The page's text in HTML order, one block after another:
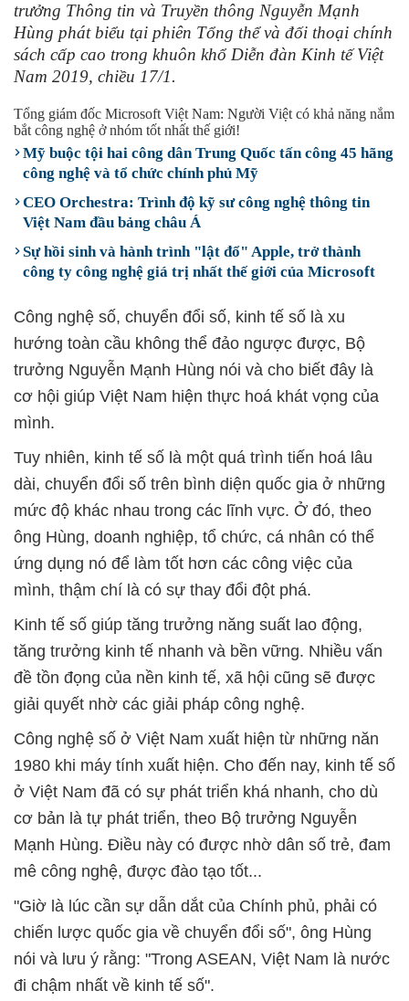
trưởng Thông tin và Truyền thông Nguyễn Mạnh
Hùng phát biểu tại phiên Tổng thể và đối thoại chính
sách cấp cao trong khuôn khổ Diễn đàn Kinh tế Việt
Nam 2019, chiều 17/1.
Tổng giám đốc Microsoft Việt Nam: Người Việt có khả năng nắm
bắt công nghệ ở nhóm tốt nhất thế giới!
Mỹ buộc tội hai công dân Trung Quốc tấn công 45 hãng
công nghệ và tổ chức chính phủ Mỹ
CEO Orchestra: Trình độ kỹ sư công nghệ thông tin
Việt Nam đầu bảng châu Á
Sự hồi sinh và hành trình "lật đổ" Apple, trở thành
công ty công nghệ giá trị nhất thế giới của Microsoft
Công nghệ số, chuyển đổi số, kinh tế số là xu
hướng toàn cầu không thể đảo ngược được, Bộ
trưởng Nguyễn Mạnh Hùng nói và cho biết đây là
cơ hội giúp Việt Nam hiện thực hoá khát vọng của
mình.
Tuy nhiên, kinh tế số là một quá trình tiến hoá lâu
dài, chuyển đổi số trên bình diện quốc gia ở những
mức độ khác nhau trong các lĩnh vực. Ở đó, theo
ông Hùng, doanh nghiệp, tổ chức, cá nhân có thể
ứng dụng nó để làm tốt hơn các công việc của
mình, thậm chí là có sự thay đổi đột phá.
Kinh tế số giúp tăng trưởng năng suất lao động,
tăng trưởng kinh tế nhanh và bền vững. Nhiều vấn
đề tồn đọng của nền kinh tế, xã hội cũng sẽ được
giải quyết nhờ các giải pháp công nghệ.
Công nghệ số ở Việt Nam xuất hiện từ những năn
1980 khi máy tính xuất hiện. Cho đến nay, kinh tế số
ở Việt Nam đã có sự phát triển khá nhanh, cho dù
cơ bản là tự phát triển, theo Bộ trưởng Nguyễn
Mạnh Hùng. Điều này có được nhờ dân số trẻ, đam
mê công nghệ, được đào tạo tốt...
"Giờ là lúc cần sự dẫn dắt của Chính phủ, phải có
chiến lược quốc gia về chuyển đổi số", ông Hùng
nói và lưu ý rằng: "Trong ASEAN, Việt Nam là nước
đi chậm nhất về kinh tế số".